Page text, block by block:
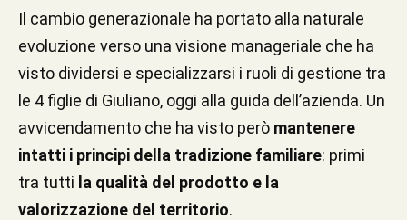
Il cambio generazionale ha portato alla naturale
evoluzione verso una visione manageriale che ha
visto dividersi e specializzarsi i ruoli di gestione tra
le 4 figlie di Giuliano, oggi alla guida dell’azienda. Un
avvicendamento che ha visto però mantenere
intatti i principi della tradizione familiare: primi
tra tutti la qualità del prodotto e la
valorizzazione del territorio.